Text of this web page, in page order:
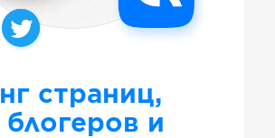
страниц,
блогеров и